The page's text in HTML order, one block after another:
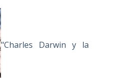
"Charles Darwin y la